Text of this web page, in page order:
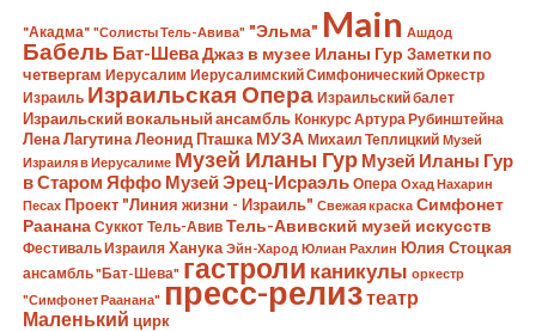
"Акадма" "Солисты Тель-Авива" "Эльма" Main Ашдод
Бабель Бат-ШеваДжаз в музее Иланы Гур Заметки по
четвергам Иерусалим Иерусалимский Симфонический Оркестр
Израиль Израильская Опера Израильский балет
Израильский вокальный ансамбль Конкурс Артура Рубинштейна
Лена Лагутина Леонид Пташка МУЗА Михаил Теплицкий Музей
Израиля в Иерусалиме Музей Иланы Гур Музей Иланы Гур
в Старом Яффо Музей Эрец-Исраэль Опера Охад Нахарин
Песах Проект "Линия жизни - Израиль" Свежая краска Симфонет
Раанана Суккот Тель-Авив Тель-Авивский музей искусств
Фестиваль Израиля Ханука Эйн-Харод Юлиан Рахлин Юлия Стоцкая
ансамбль "Бат-Шева" гастроли каникулы оркестр
"Симфонет Раанана" пресс-релизтеатр
Маленький цирк